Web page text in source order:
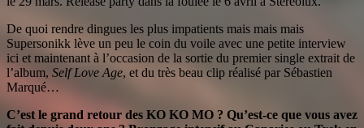
De quoi rendre dingues les plus impatients mais mais mais
Supersonikk lève un peu le coin du voile avec une petite interview
ici et maintenant à l’occasion de la sortie du premier single extrait de
l’album, Self Love Age, et du très beau clip réalisé par Sébastien
Marqué…
C’est le grand retour des KO KO MO ? Qu’est-ce que vous avez